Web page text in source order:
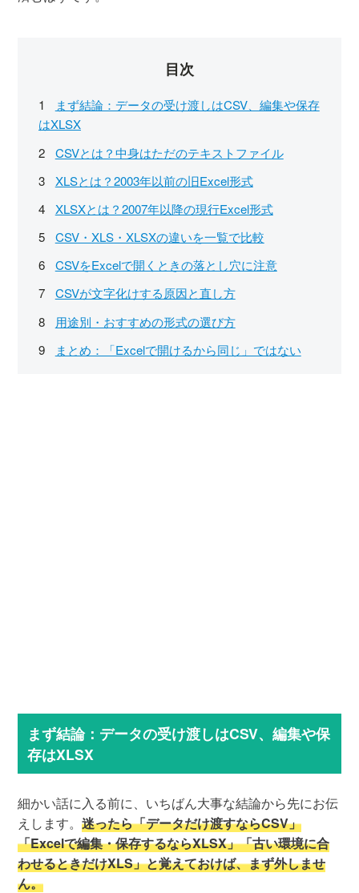
目次
まず結論：データの受け渡しはCSV、編集や保存
はXLSX
CSVとは？中身はただのテキストファイル
XLSとは？2003年以前の旧Excel形式
XLSXとは？2007年以降の現行Excel形式
CSV・XLS・XLSXの違いを一覧で比較
CSVをExcelで開くときの落とし穴に注意
CSVが文字化けする原因と直し方
用途別・おすすめの形式の選び方
まとめ：「Excelで開けるから同じ」ではない
まず結論：データの受け渡しはCSV、編集や保
存はXLSX
細かい話に入る前に、いちばん大事な結論から先にお伝
えします。迷ったら「データだけ渡すならCSV」
「Excelで編集・保存するならXLSX」「古い環境に合
わせるときだけXLS」と覚えておけば、まず外しませ
ん。